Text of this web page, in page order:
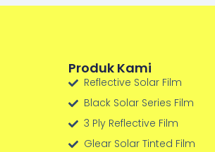
Produk Kami
Reflective Solar Film
Black Solar Series Film
3 Ply Reflective Film
Glear Solar Tinted Film